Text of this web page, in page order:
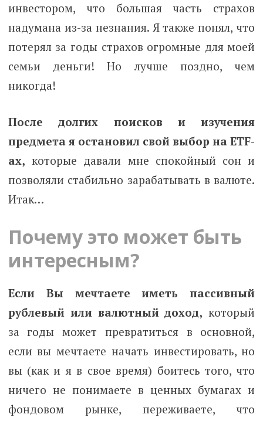
инвестором, что большая часть страхов
надумана из-за незнания. Я также понял, что
потерял за годы страхов огромные для моей
семьи деньги! Но лучше поздно, чем
никогда!
После долгих поисков и изучения
предмета я остановил свой выбор на ETF-
ах, которые давали мне спокойный сон и
позволяли стабильно зарабатывать в валюте.
Итак…
Почему это может быть
интересным?
Если Вы мечтаете иметь пассивный
рублевый или валютный доход, который
за годы может превратиться в основной,
если вы мечтаете начать инвестировать, но
вы (как и я в свое время) боитесь того, что
ничего не понимаете в ценных бумагах и
фондовом рынке, переживаете, что